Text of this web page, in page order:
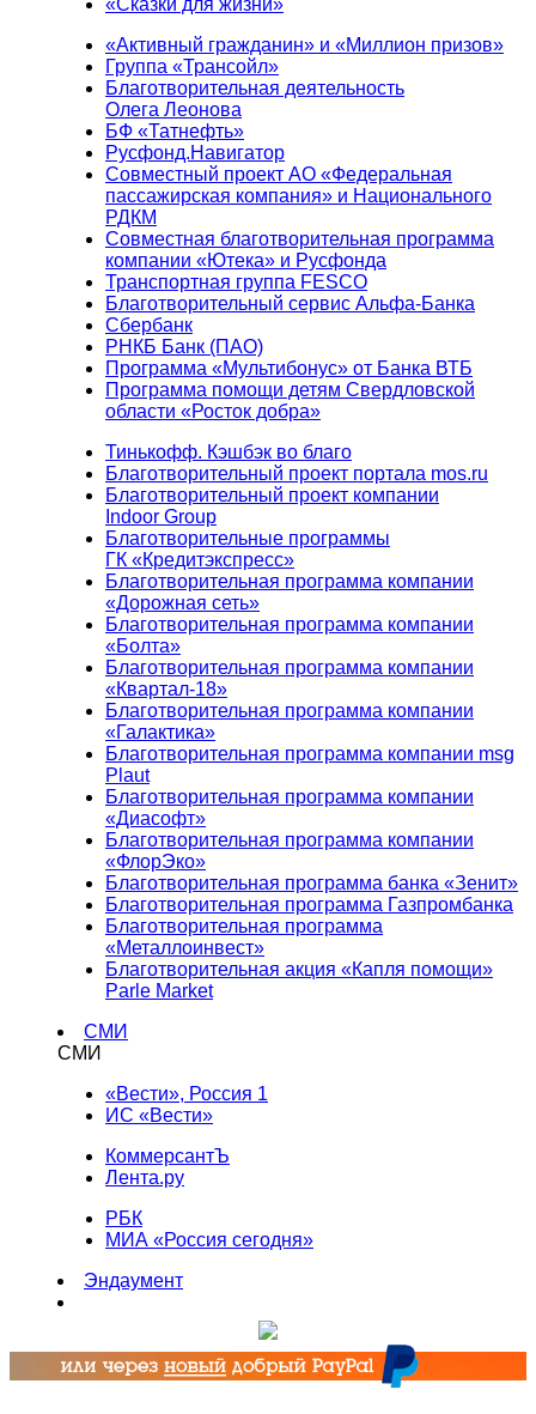
«Сказки для жизни»
«Активный гражданин» и «Миллион призов»
Группа «Трансойл»
Благотворительная деятельность
Олега Леонова
БФ «Татнефть»
Русфонд.Навигатор
Совместный проект АО «Федеральная
пассажирская компания» и Национального
РДКМ
Совместная благотворительная программа
компании «Ютека» и Русфонда
Транспортная группа FESCO
Благотворительный сервис Альфа-Банка
Сбербанк
РНКБ Банк (ПАО)
Программа «Мультибонус» от Банка ВТБ
Программа помощи детям Свердловской
области «Росток добра»
Тинькофф. Кэшбэк во благо
Благотворительный проект портала mos.ru
Благотворительный проект компании
Indoor Group
Благотворительные программы
ГК «Кредитэкспресс»
Благотворительная программа компании
«Дорожная сеть»
Благотворительная программа компании
«Болта»
Благотворительная программа компании
«Квартал-18»
Благотворительная программа компании
«Галактика»
Благотворительная программа компании msg
Plaut
Благотворительная программа компании
«Диасофт»
Благотворительная программа компании
«ФлорЭко»
Благотворительная программа банка «Зенит»
Благотворительная программа Газпромбанка
Благотворительная программа
«Металлоинвест»
Благотворительная акция «Капля помощи»
Parle Market
СМИ
СМИ
«Вести», Россия 1
ИС «Вести»
КоммерсантЪ
Лента.ру
РБК
МИА «Россия сегодня»
Эндаумент